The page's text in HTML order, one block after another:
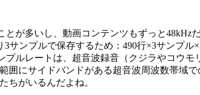
が多いし、動画コンテンツもずっと
ンプルで保存するため：490行×3サンプル
ルレートは、超音波録音（クジラやコウ
囲にサイドバンドがある超音波周波数帯域
ちがいるんだよね。